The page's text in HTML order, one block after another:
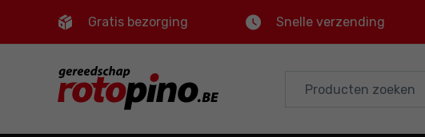
Control M
Hoofdmenu
Gratis bezorging Snelle verzending